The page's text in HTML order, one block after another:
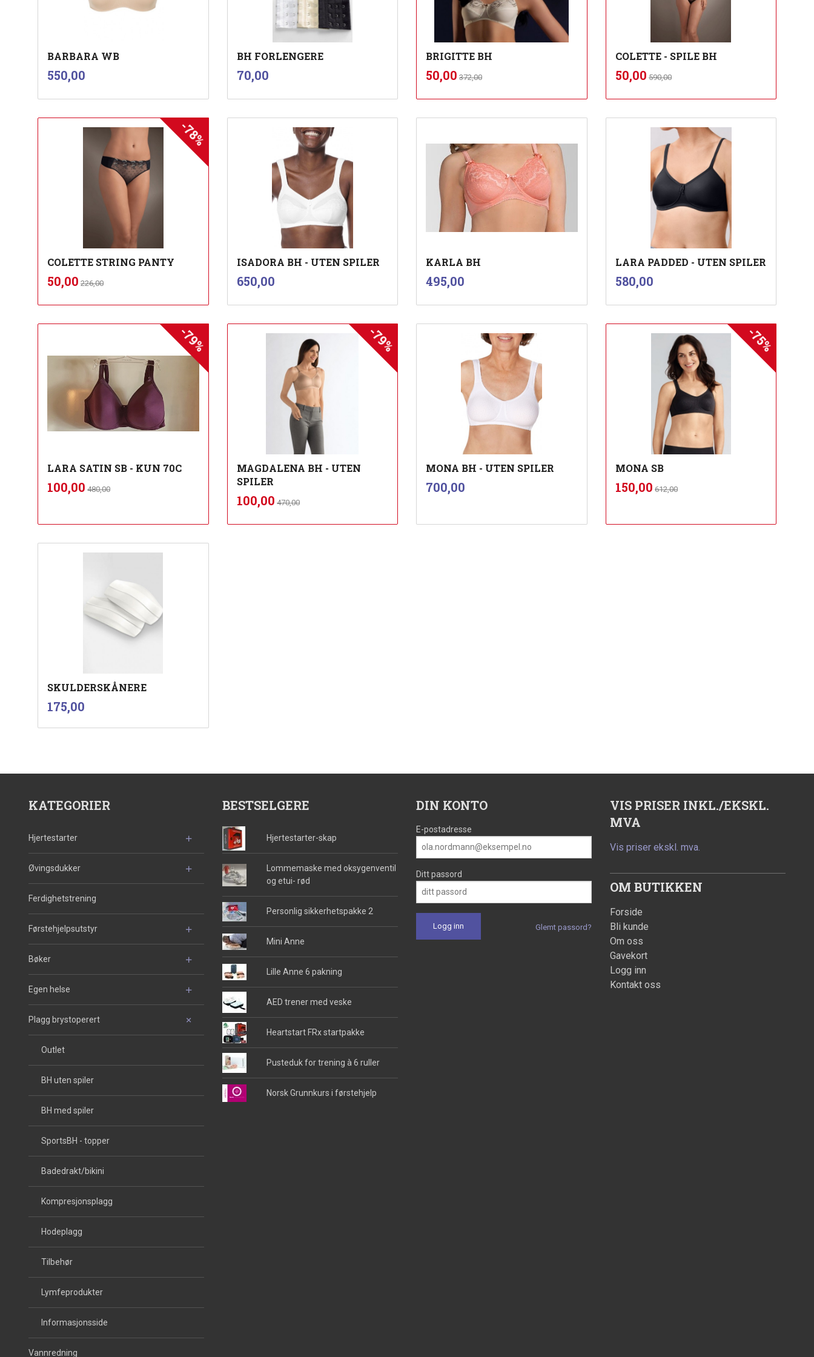
BARBARA WB
Pris
550,00
Les mer
BH FORLENGERE
Pris
70,00mva.
Les mer
BRIGITTE BH
Tilbud
50,00 372,00mva.
COLETTE - SPILE BH
Tilbud
50,00 590,00mva.
Les mer
COLETTE STRING PANTY
Tilbud
50,00 226,00
-78%
mva.
ISADORA BH - UTEN SPILER
Pris
650,00mva.
Les mer
KARLA BH
Pris
495,00
Les mer
LARA PADDED - UTEN SPILER
Pris
580,00mva.
Les mer
LARA SATIN SB - KUN 70C
Tilbud
100,00 480,00
-79%
mva.
Les mer
MAGDALENA BH - UTEN
SPILER
Tilbud
100,00 470,00
-79%
mva.
MONA BH - UTEN SPILER
Pris
700,00
MONA SB
Tilbud
150,00 612,00
-75%
mva.
SKULDERSKÅNERE
Pris
175,00
KATEGORIER
Hjertestarter
Øvingsdukker
Ferdighetstrening
Førstehjelpsutstyr
Bøker
Egen helse
Plagg brystoperert
Outlet
BH uten spiler
BH med spiler
SportsBH - topper
Badedrakt/bikini
Kompresjonsplagg
Hodeplagg
Tilbehør
Lymfeprodukter
Informasjonsside
Vannredning
BESTSELGERE
Hjertestarter-skap
Lommemaske med oksygenventil
og etui- rød
Personlig sikkerhetspakke 2
Mini Anne
Lille Anne 6 pakning
AED trener med veske
Heartstart FRx startpakke
Pusteduk for trening à 6 ruller
Norsk Grunnkurs i førstehjelp
DIN KONTO
E-postadresse
Ditt passord
Glemt passord?
VIS PRISER INKL./EKSKL.
MVA
Vis priser ekskl. mva.
OM BUTIKKEN
Forside
Bli kunde
Om oss
Gavekort
Logg inn
Kontakt oss